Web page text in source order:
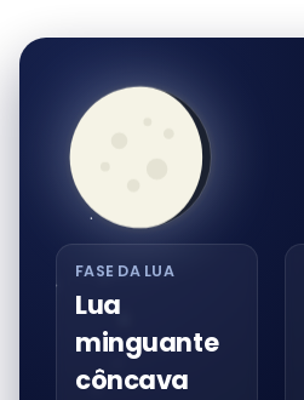
FASE DA LUA
Lua
minguante
côncava